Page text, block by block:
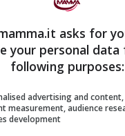
mito che
causare o
un’ittero
“ittero da latte
asks for
your personal
following purposes:
advertising and
measurement, audience
development